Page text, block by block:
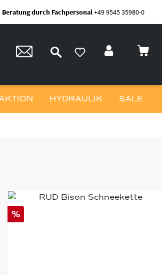
Beratung durch Fachpersonal+49 9545 35980-0
HYDRAULIK SALE
%